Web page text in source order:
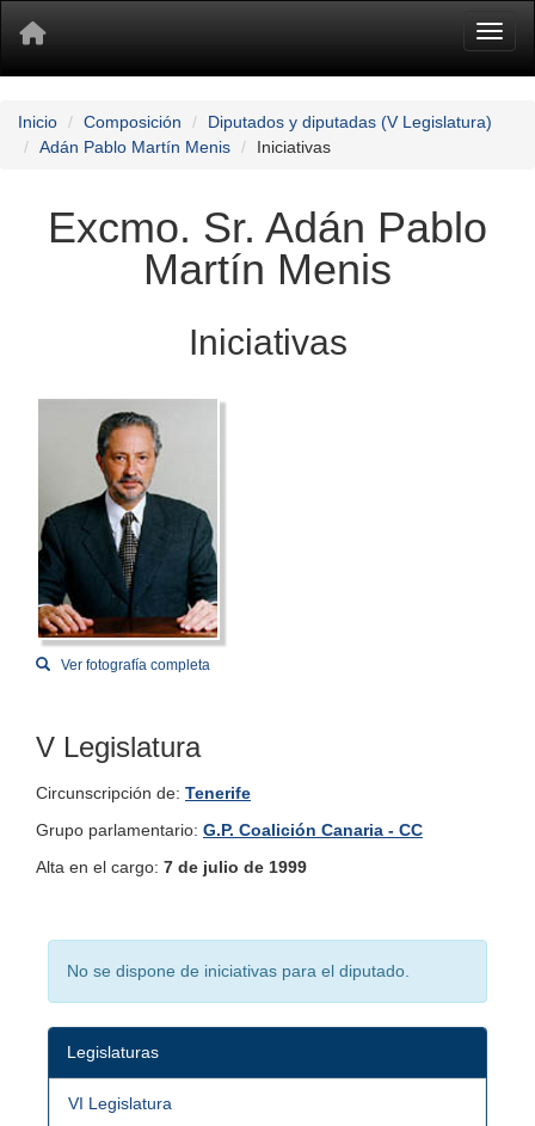
Inicio Composición
Diputados y diputadas (V Legislatura)
Adán Pablo Martín Menis
Iniciativas
Excmo. Sr. Adán Pablo
Martín Menis
Iniciativas
Ver fotografía completa
V Legislatura
Circunscripción de: Tenerife
Grupo parlamentario: G.P. Coalición Canaria - CC
Alta en el cargo: 7 de julio de 1999
No se dispone de iniciativas para el diputado.
Legislaturas
VI Legislatura